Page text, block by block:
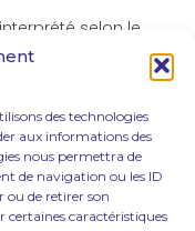
des technologies
aux informations des
nous permettra de
de navigation ou les ID
ou de retirer son
caractéristiques
selon le
donner lieu,
sa réalisation,
du lieu du
Code civil.